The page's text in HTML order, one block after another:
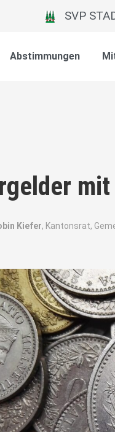
SVP
Abstimmungen
Kiefer, Kantonsrat,